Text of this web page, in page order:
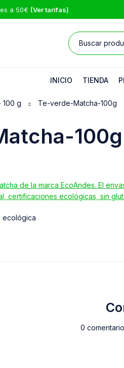
a 50€ (Ver tarifas)
INICIO TIENDA
100 g Te-verde-Matcha-100g
100g
ecológica
0